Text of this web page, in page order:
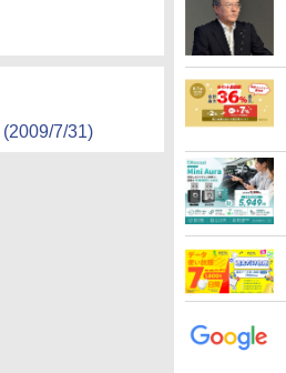
(2009/7/31)